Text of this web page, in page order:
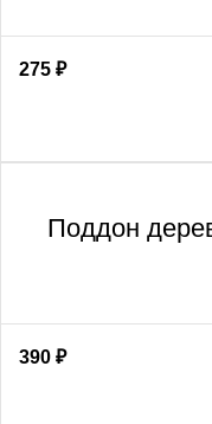
275 ₽
Поддон
390 ₽